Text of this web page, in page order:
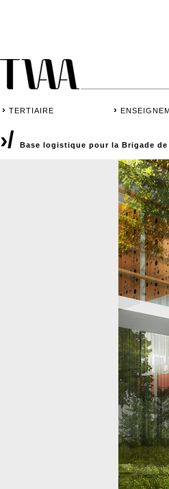
› TERTIAIRE ›
›/ Base logistique pour la Brigade